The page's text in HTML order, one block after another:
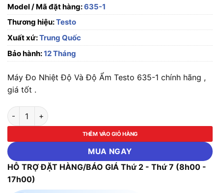
Model / Mã đặt hàng:635-1
Thương hiệu:Testo
Xuất xứ:Trung Quốc
Bảo hành:12 Tháng
Máy Đo Nhiệt Độ Và Độ Ẩm Testo 635-1 chính hãng ,
giá tốt .
Máy Đo Nhiệt Độ, Độ Ẩm, Áp Suất Testo 635-1 số lượng
THÊM VÀO GIỎ HÀNG
MUA NGAY
HỖ TRỢ ĐẶT HÀNG/BÁO GIÁ Thứ 2 - Thứ 7 (8h00 -
17h00)